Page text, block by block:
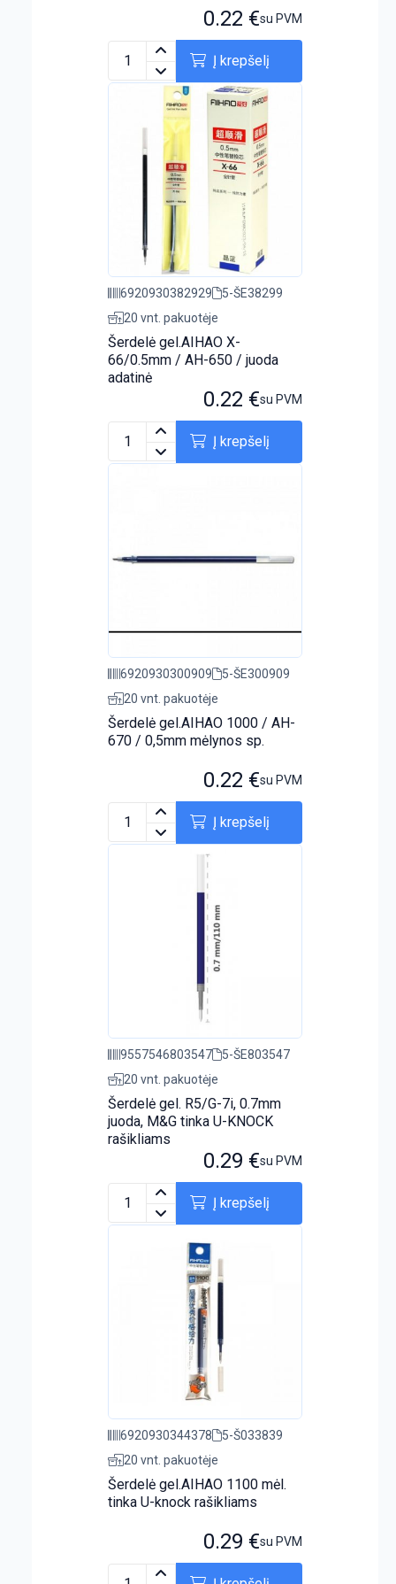
0.22 €su PVM
Į krepšelį
6920930382929
5-ŠE38299
20 vnt. pakuotėje
Šerdelė gel.AIHAO X-
66/0.5mm / AH-650 / juoda
adatinė
0.22 €su PVM
Į krepšelį
6920930300909
5-ŠE300909
20 vnt. pakuotėje
Šerdelė gel.AIHAO 1000 / AH-
670 / 0,5mm mėlynos sp.
0.22 €su PVM
Į krepšelį
9557546803547
5-ŠE803547
20 vnt. pakuotėje
Šerdelė gel. R5/G-7i, 0.7mm
juoda, M&G tinka U-KNOCK
rašikliams
0.29 €su PVM
Į krepšelį
6920930344378
5-Š033839
20 vnt. pakuotėje
Šerdelė gel.AIHAO 1100 mėl.
tinka U-knock rašikliams
0.29 €su PVM